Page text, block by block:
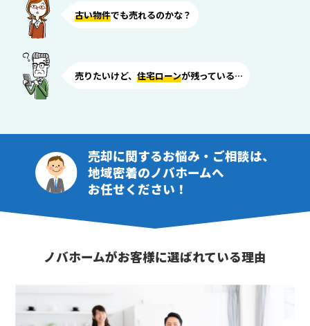
古い物件でも売れるのかな？
売りたいけど、 住宅ローンが残っている…
売却に関するお悩み・ご相談は、
地域密着のノバホームへ
お任せください！
ノバホームがお客様に選ばれている理由